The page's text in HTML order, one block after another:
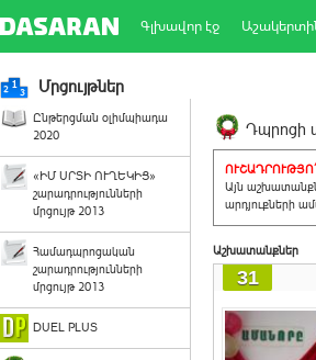
Գլխավոր էջ
Մրցույթներ
Ընթերցման օլիմպիադա
2020
«ԻՄ ՍՐՏԻ ՈՒՂԵԿԻՑ»
շարադրությունների
մրցույթ 2013
Համադպրոցական
շարադրությունների
մրցույթ 2013
DUEL PLUS
Դպրոցի
Այն
արդյուքների
Աշխատանքներ
31